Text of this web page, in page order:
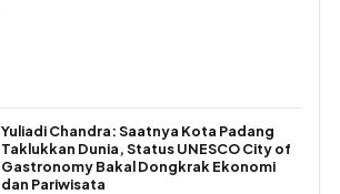
Yuliadi Chandra: Saatnya Kota Padang
Taklukkan Dunia, Status UNESCO City of
Gastronomy Bakal Dongkrak Ekonomi
dan Pariwisata